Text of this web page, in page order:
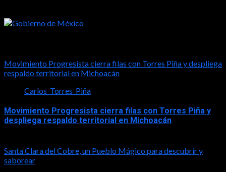
Movimiento Progresista cierra filas con Torres Piña y despliega
respaldo territorial en Michoacán
Carlos_Torres_Piña
Movimiento Progresista cierra filas con Torres Piña y
despliega respaldo territorial en Michoacán
Santa Clara del Cobre, un Pueblo Mágico para descubrir y
saborear